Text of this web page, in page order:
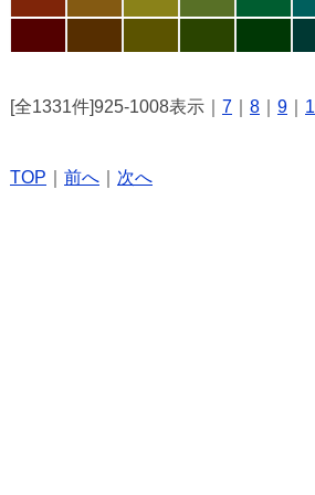
[全1331件]925-1008表示｜ 7 8 9
TOP 前へ 次へ